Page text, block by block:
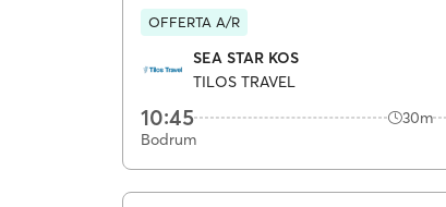
OFFERTA A/R
SEA STAR KOS
TILOS TRAVEL
10:45 30m
Bodrum